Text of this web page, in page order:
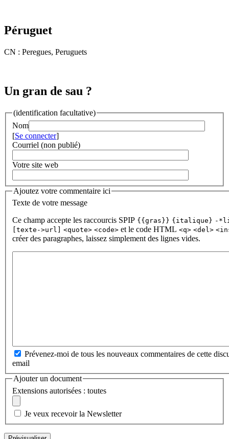
Péruguet
CN : Peregues, Peruguets
Un gran de sau ?
(identification facultative)
Nom
[Se connecter]
Courriel (non publié)
Votre site web
Ajoutez votre commentaire ici
Texte de votre message
Ce champ accepte les raccourcis SPIP {{gras}} {italique} -
[texte->url]
<quote> <code> et le code HTML <q> <del>
créer des paragraphes, laissez simplement des lignes vides.
Prévenez-moi de tous les nouveaux commentaires de cette
email
Ajouter un document
Extensions autorisées : toutes
Je veux recevoir la Newsletter